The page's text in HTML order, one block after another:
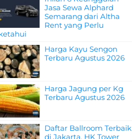
Jasa Sewa Alphard
Semarang dari Altha
Rent yang Perlu
Harga Kayu Sengon
Terbaru Agustus 2026
Harga Jagung per Kg
Terbaru Agustus 2026
Daftar Ballroom Terbaik
di Jakarta, HK Tower